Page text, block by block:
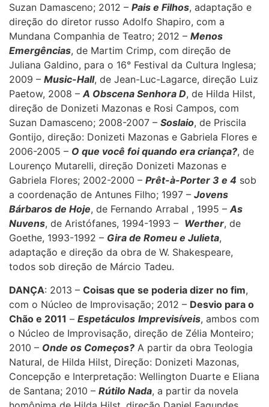
Suzan Damasceno; 2012 – Pais e Filhos, adaptação e
direção do diretor russo Adolfo Shapiro, com a
Mundana Companhia de Teatro; 2012 – Menos
Emergências, de Martim Crimp, com direção de
Juliana Galdino, para o 16° Festival da Cultura Inglesa;
2009 – Music-Hall, de Jean-Luc-Lagarce, direção Luiz
Paetow, 2008 –A Obscena Senhora D, de Hilda Hilst,
direção de Donizeti Mazonas e Rosi Campos, com
Suzan Damasceno; 2008-2007 – Soslaio, de Priscila
Gontijo, direção: Donizeti Mazonas e Gabriela Flores e
2006-2005 – O que você foi quando era criança?, de
Lourenço Mutarelli, direção Donizeti Mazonas e
Gabriela Flores; 2002-2000 – Prêt-à-Porter 3 e 4 sob
a coordenação de Antunes Filho; 1997 – Jovens
Bárbaros de Hoje, de Fernando Arrabal , 1995 –As
Nuvens, de Aristófanes, 1994-1993 – Werther, de
Goethe, 1993-1992 – Gira de Romeu e Julieta,
adaptação e direção da obra de W. Shakespeare,
todos sob direção de Márcio Tadeu.
DANÇA: 2013 – Coisas que se poderia dizer no fim,
com o Núcleo de Improvisação; 2012 – Desvio para o
Chão e 2011 – Espetáculos Imprevisíveis, ambos com
o Núcleo de Improvisação, direção de Zélia Monteiro;
2010 – Onde os Começos? A partir da obra Teologia
Natural, de Hilda Hilst, Direção: Donizeti Mazonas,
Concepção e Interpretação: Wellington Duarte e Eliana
de Santana; 2010 – Rútilo Nada, a partir da novela